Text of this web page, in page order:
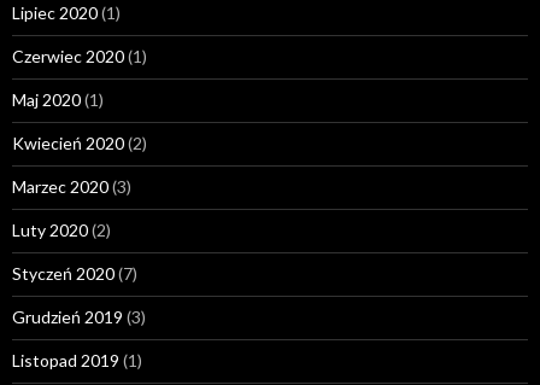
Lipiec 2020(1)
Czerwiec 2020(1)
Maj 2020(1)
Kwiecień 2020(2)
Marzec 2020(3)
Luty 2020(2)
Styczeń 2020(7)
Grudzień 2019 (3)
Listopad 2019 (1)